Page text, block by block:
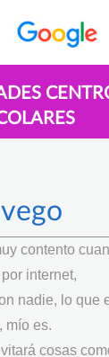
contento
internet,
nadie, lo que
mío es.
cosas